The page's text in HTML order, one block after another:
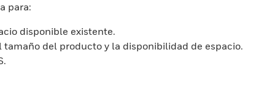
para:
disponible existente.
del producto y la disponibilidad de espacio.